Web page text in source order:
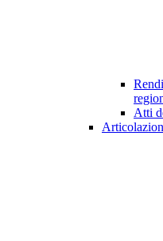
Atti